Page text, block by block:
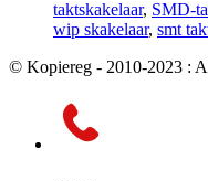
taktskakelaar, SMD-
wip skakelaar, smt
© Kopiereg - 2010-2023 :